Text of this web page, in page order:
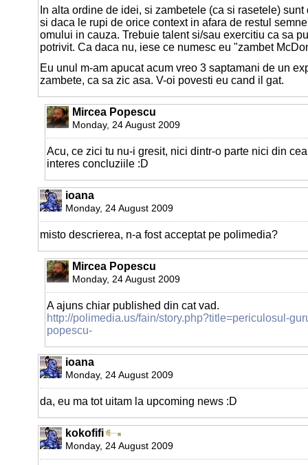
In alta ordine de idei, si zambetele (ca si rasetele)
si daca le rupi de orice context in afara de restul
omului in cauza. Trebuie talent si/sau exercitiu ca sa
potrivit. Ca daca nu, iese ce numesc eu "zambet
Eu unul m-am apucat acum vreo 3 saptamani de un
zambete, ca sa zic asa. V-oi povesti eu cand il gat.
Mircea Popescu
Monday, 24 August 2009
Acu, ce zici tu nu-i gresit, nici dintr-o parte nici din
interes concluziile :D
ioana
Monday, 24 August 2009
misto descrierea, n-a fost acceptat pe polimedia?
Mircea Popescu
Monday, 24 August 2009
A ajuns chiar published din cat vad.
http://polimedia.us/fain/story.php?title=periculosul-
popescu-
ioana
Monday, 24 August 2009
da, eu ma tot uitam la upcoming news :D
kokofifi
Monday, 24 August 2009